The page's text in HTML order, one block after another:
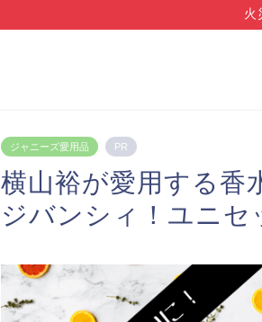
火
ジャニーズ愛用品 PR
横山裕が愛用する香
ジバンシィ！ユニセ